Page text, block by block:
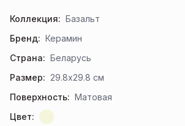
Коллекция: Базальт
Бренд: Керамин
Страна: Беларусь
Размер: 29.8x29.8 см
Поверхность: Матовая
Цвет: